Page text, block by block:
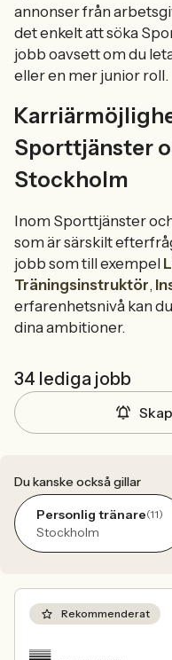
annonser från
det enkelt att söka
jobb oavsett om du
eller en mer junior roll.
Sporttjänster
Stockholm
Inom Sporttjänster
som är särskilt
jobb som till exempel
Träningsinstruktör,
erfarenhetsnivå kan
dina ambitioner.
34 lediga jobb
Du kanske också gillar
Personlig tränare(11)
Stockholm
Rekommenderat